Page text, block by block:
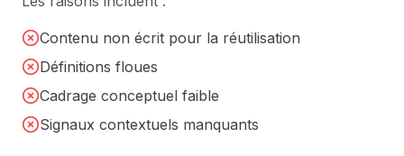
Contenu non écrit pour la réutilisation
Définitions floues
Cadrage conceptuel faible
Signaux contextuels manquants